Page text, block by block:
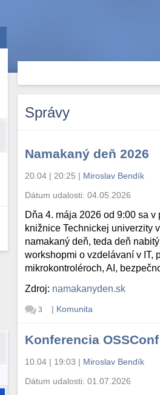
Správy
Namakaný deň 2026
20.04 | 20:25 | Miroslav Bendík
Dátum udalosti:04.05.2026
Dňa 4. mája 2026 od 9:00 sa
knižnice Technickej univerzity
namakaný deň, teda deň
workshopmi o vzdelávaní v IT,
mikrokontroléroch, AI,
Zdroj: namakanyden.sk
3 | Komunita
Konferencia
10.04 | 19:03 | Miroslav Bendík
Dátum udalosti:01.07.2026